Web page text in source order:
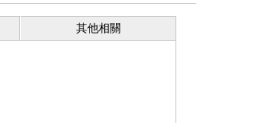
其他相關